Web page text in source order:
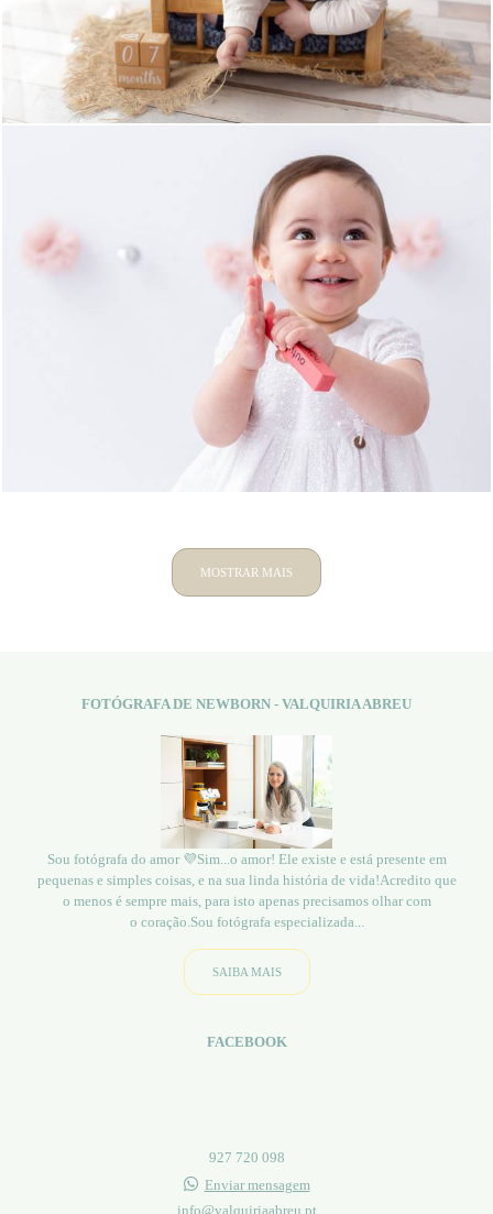
1398 0
1236 1
MOSTRAR MAIS
FOTÓGRAFA DE NEWBORN - VALQUIRIA ABREU
Sou fotógrafa do amor 💜Sim...o amor! Ele existe e está presente em
pequenas e simples coisas, e na sua linda história de vida!Acredito que
o menos é sempre mais, para isto apenas precisamos olhar com
o coração.Sou fotógrafa especializada...
SAIBA MAIS
FACEBOOK
927 720 098
Enviar mensagem
info@valquiriaabreu.pt